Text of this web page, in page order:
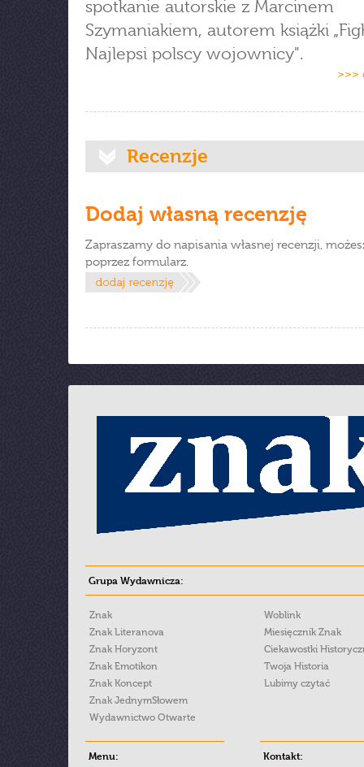
spotkanie autorskie z Marcinem
Szymaniakiem, autorem książki
Najlepsi polscy wojownicy".
>>>
Recenzje
Dodaj własną recenzję
Zapraszamy do napisania własnej recenzji,
poprzez formularz.
Grupa Wydawnicza:
Znak
Znak Literanova
Znak Horyzont
Znak Emotikon
Znak Koncept
Znak JednymSłowem
Wydawnictwo Otwarte
Woblink
Miesięcznik Znak
Ciekawostki
Twoja Historia
Lubimy czytać
Menu: Kontakt: